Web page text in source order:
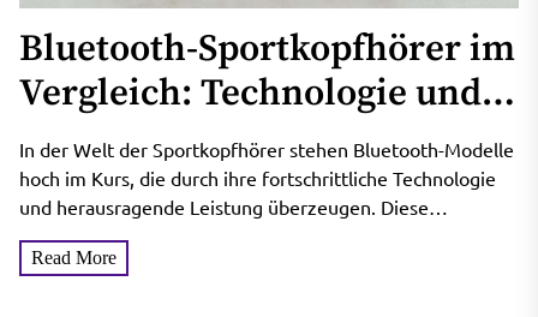
Bluetooth-Sportkopfhörer im
Vergleich: Technologie und
Leistung im Fokus
In der Welt der Sportkopfhörer stehen Bluetooth-Modelle
hoch im Kurs, die durch ihre fortschrittliche Technologie
und herausragende Leistung überzeugen. Diese
Kopfhörer bieten nicht nur eine...
Read More